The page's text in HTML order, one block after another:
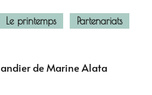
Le printemps
Partenariats
de Marine Alata